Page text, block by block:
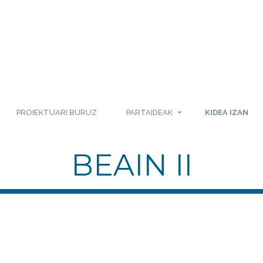
PROIEKTUARI BURUZ PARTAIDEAK KIDEA IZAN
BEAIN II